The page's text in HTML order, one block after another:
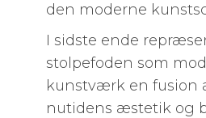
den moderne
I sidste ende
stolpefoden som
kunstværk en fusion
nutidens æstetik og